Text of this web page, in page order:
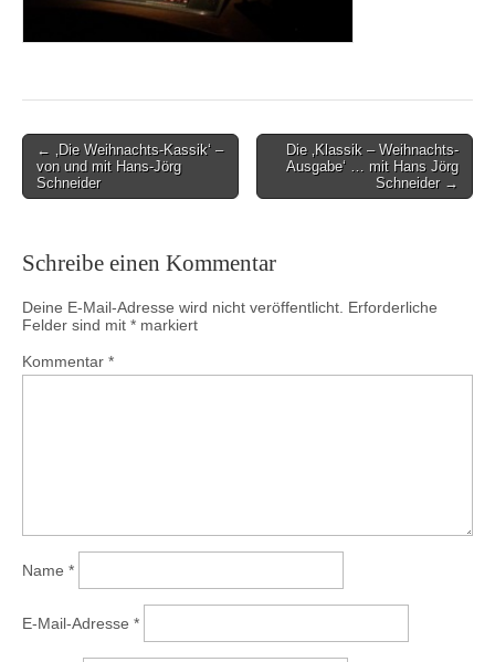
Post
navigation
← ‚Die Weihnachts-Kassik‘ –
von und mit Hans-Jörg
Schneider
Die ‚Klassik – Weihnachts-
Ausgabe‘ … mit Hans Jörg
Schneider →
Schreibe einen Kommentar
Deine E-Mail-Adresse wird nicht veröffentlicht. Erforderliche
Felder sind mit * markiert
Kommentar *
Name *
E-Mail-Adresse *